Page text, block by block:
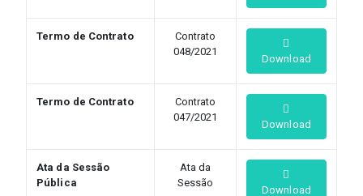
Termo de Contrato
Contrato
048/2021
Download
Termo de Contrato
Contrato
047/2021
Download
Ata da Sessão
Pública
Ata da
Sessão
Download